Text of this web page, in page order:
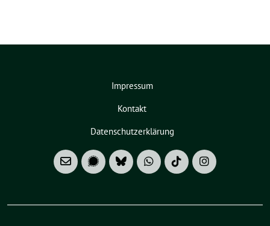
Impressum
Kontakt
Datenschutzerklärung